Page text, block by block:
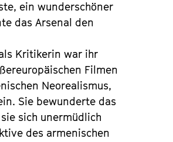
ein wunderschöner
das Arsenal den
Kritikerin war ihr
Filmen
Neorealismus,
Sie bewunderte das
sich unermüdlich
des armenischen